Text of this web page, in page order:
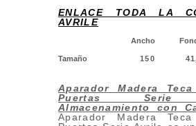
ENLACE TODA LA
AVRILE
Ancho
Tamaño 150
Aparador Madera
Puertas Serie
Almacenamiento con
Aparador Madera